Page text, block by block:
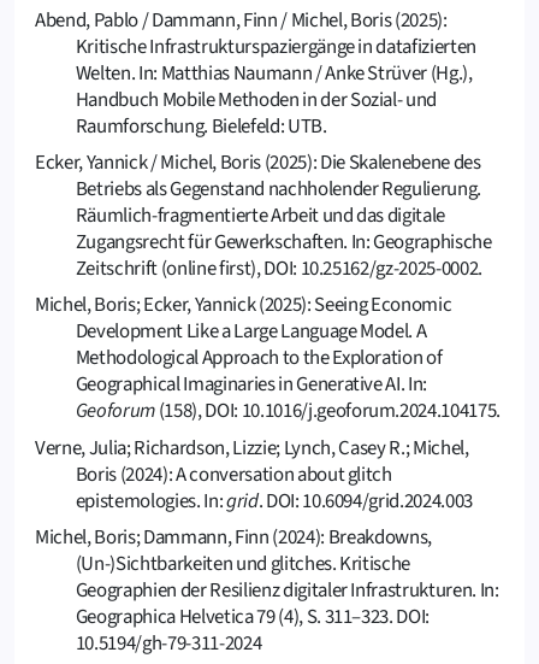
Abend, Pablo / Dammann, Finn / Michel, Boris (2025):
Kritische Infrastrukturspaziergänge in datafizierten
Welten. In: Matthias Naumann / Anke Strüver (Hg.),
Handbuch Mobile Methoden in der Sozial- und
Raumforschung. Bielefeld: UTB.
Ecker, Yannick / Michel, Boris (2025): Die Skalenebene des
Betriebs als Gegenstand nachholender Regulierung.
Räumlich-fragmentierte Arbeit und das digitale
Zugangsrecht für Gewerkschaften. In: Geographische
Zeitschrift (online first), DOI: 10.25162/gz-2025-0002.
Michel, Boris; Ecker, Yannick (2025): Seeing Economic
Development Like a Large Language Model. A
Methodological Approach to the Exploration of
Geographical Imaginaries in Generative AI. In:
Geoforum(158), DOI: 10.1016/j.geoforum.2024.104175.
Verne, Julia; Richardson, Lizzie; Lynch, Casey R.; Michel,
Boris (2024): A conversation about glitch
epistemologies. In:grid. DOI: 10.6094/grid.2024.003
Michel, Boris; Dammann, Finn (2024): Breakdowns,
(Un-)Sichtbarkeiten und glitches. Kritische
Geographien der Resilienz digitaler Infrastrukturen. In:
Geographica Helvetica 79 (4), S. 311–323. DOI:
10.5194/gh-79-311-2024